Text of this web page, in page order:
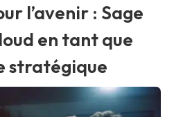
l’avenir : Sage
en tant que
stratégique